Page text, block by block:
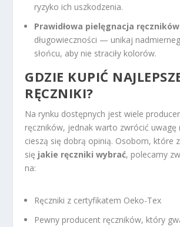
ryzyko ich uszkodzenia.
Prawidłowa pielęgnacja ręczników
długowieczności — unikaj
słońcu, aby nie straciły kolorów.
GDZIE KUPIĆ
RĘCZNIKI?
Na rynku dostępnych jest wiele
ręczników, jednak warto zwrócić uwagę
cieszą się dobrą opinią. Osobom, które
się jakie ręczniki wybrać, polecamy
na:
Ręczniki z certyfikatem Oeko-Tex
Pewny producent ręczników, który